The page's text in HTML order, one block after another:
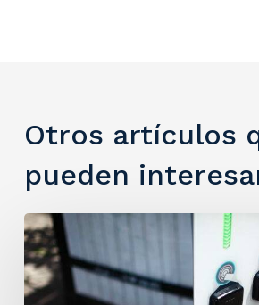
Otros artículos
pueden